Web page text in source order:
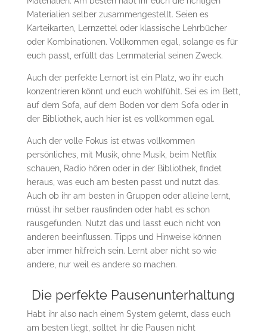
Materialien selber zusammengestellt. Seien es
Karteikarten, Lernzettel oder klassische Lehrbücher
oder Kombinationen. Vollkommen egal, solange es für
euch passt, erfüllt das Lernmaterial seinen Zweck.
Auch der perfekte Lernort ist ein Platz, wo ihr euch
konzentrieren könnt und euch wohlfühlt. Sei es im Bett,
auf dem Sofa, auf dem Boden vor dem Sofa oder in
der Bibliothek, auch hier ist es vollkommen egal.
Auch der volle Fokus ist etwas vollkommen
persönliches, mit Musik, ohne Musik, beim Netflix
schauen, Radio hören oder in der Bibliothek, findet
heraus, was euch am besten passt und nutzt das.
Auch ob ihr am besten in Gruppen oder alleine lernt,
müsst ihr selber rausfinden oder habt es schon
rausgefunden. Nutzt das und lasst euch nicht von
anderen beeinflussen. Tipps und Hinweise können
aber immer hilfreich sein. Lernt aber nicht so wie
andere, nur weil es andere so machen.
Die perfekte Pausenunterhaltung
Habt ihr also nach einem System gelernt, dass euch
am besten liegt, solltet ihr die Pausen nicht